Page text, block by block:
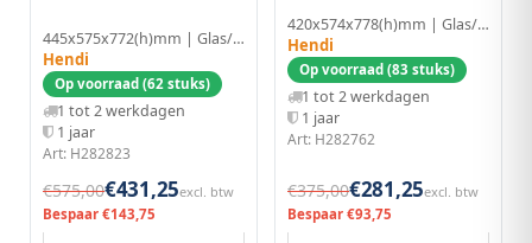
445x575x772(h)mm | Glas/Aluminium
Hendi
Op voorraad (62 stuks)
1 tot 2 werkdagen
1 jaar
Art: H282823
€575,00€431,25excl. btw
Bespaar €143,75
420x574x778(h)mm | Glas/Aluminium
Hendi
Op voorraad (83 stuks)
1 tot 2 werkdagen
1 jaar
Art: H282762
€375,00€281,25excl. btw
Bespaar €93,75